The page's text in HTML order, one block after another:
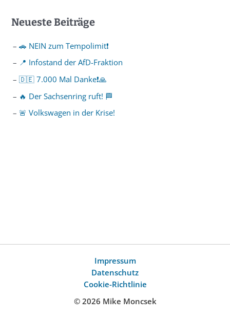
Neueste Beiträge
🚗 NEIN zum Tempolimit❗️
📍 Infostand der AfD-Fraktion
🇩🇪 7.000 Mal Danke❗️🙏
🔥 Der Sachsenring ruft! 🏁
🚨 Volkswagen in der Krise!
Impressum
Datenschutz
Cookie-Richtlinie
© 2026 Mike Moncsek